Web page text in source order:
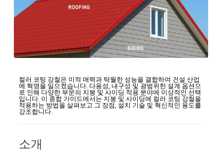
컬러 코팅 강철은 미적 매력과 탁월한 성능을 결합하여 건설 산업
에 혁명을 일으켰습니다. 다용성, 내구성 및 광범위한 설계 옵션으
로 인해 다양한 부문의 지붕 및 사이딩 적용 분야에 이상적인 선택
입니다. 이 종합 가이드에서는 지붕 및 사이딩에 컬러 코팅 강철을
적용하는 방법을 살펴보고 그 장점, 설치 기술 및 혁신적인 용도를
강조합니다.
소개